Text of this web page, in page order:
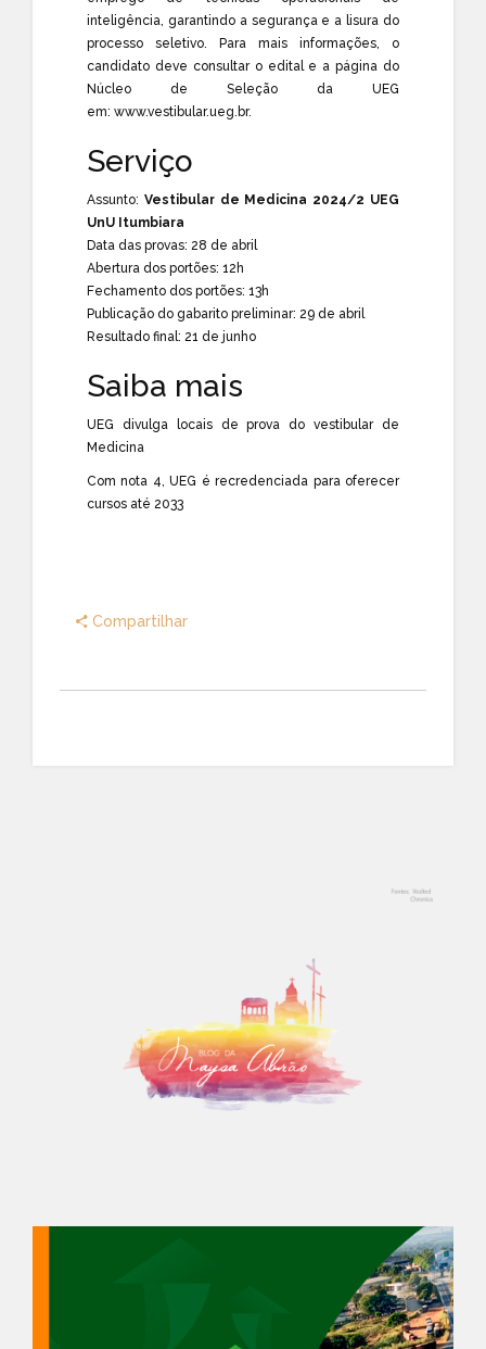
inteligência, garantindo a segurança e a lisura do
processo seletivo. Para mais informações, o
candidato deve consultar o edital e a página do
Núcleo de Seleção da UEG
em: www.vestibular.ueg.br.
Serviço
Assunto: Vestibular de Medicina 2024/2 UEG
UnU Itumbiara
Data das provas: 28 de abril
Abertura dos portões: 12h
Fechamento dos portões: 13h
Publicação do gabarito preliminar: 29 de abril
Resultado final: 21 de junho
Saiba mais
UEG divulga locais de prova do vestibular de
Medicina
Com nota 4, UEG é recredenciada para oferecer
cursos até 2033
Compartilhar